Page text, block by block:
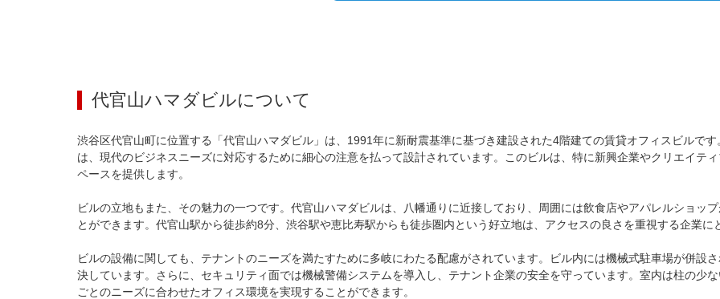
代官山ハマダビルについて
渋谷区代官山町に位置する「代官山ハマダビル」は、1991年に新耐震基準に基づき建設された4階建ての賃貸オフィスビルで
は、現代のビジネスニーズに対応するために細心の注意を払って設計されています。このビルは、特に新興企業やクリエイテ
ペースを提供します。
ビルの立地もまた、その魅力の一つです。代官山ハマダビルは、八幡通りに近接しており、周囲には飲食店やアパレルショッ
とができます。代官山駅から徒歩約8分、渋谷駅や恵比寿駅からも徒歩圏内という好立地は、アクセスの良さを重視する企業に
ビルの設備に関しても、テナントのニーズを満たすために多岐にわたる配慮がされています。ビル内には機械式駐車場が併設
決しています。さらに、セキュリティ面では機械警備システムを導入し、テナント企業の安全を守っています。室内は柱の少
ごとのニーズに合わせたオフィス環境を実現することができます。